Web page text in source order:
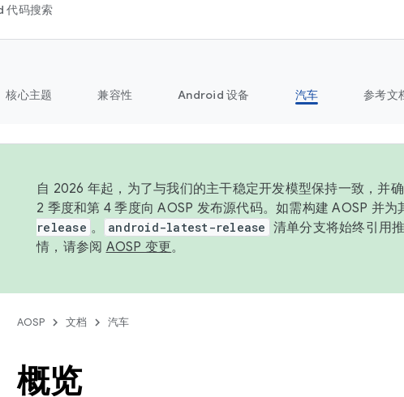
代码搜索
核心主题 兼容性 Android 设备 汽车 参考文
自 2026 年起，为了与我们的主干稳定开发模型保持一致，并
2 季度和第 4 季度向 AOSP 发布源代码。如需构建 AOSP 并为
release 。 android-latest-release 清单分支将始终引用
情，请参阅 AOSP 变更。
AOSP 文档 汽车
概览